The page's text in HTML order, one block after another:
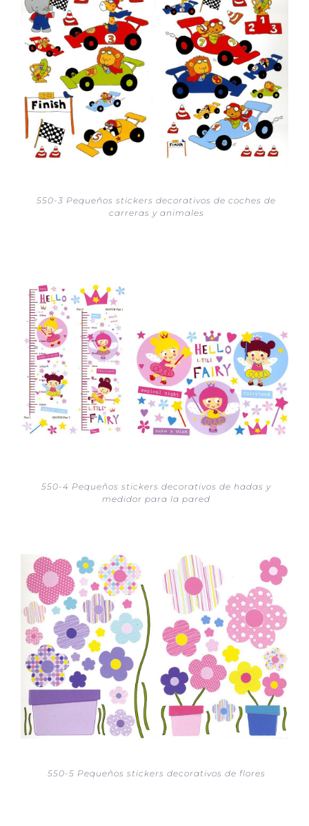
550-3 Pequeños stickers decorativos de coches de
carreras y animales
550-4 Pequeños stickers decorativos de hadas y
medidor para la pared
550-5 Pequeños stickers decorativos de flores